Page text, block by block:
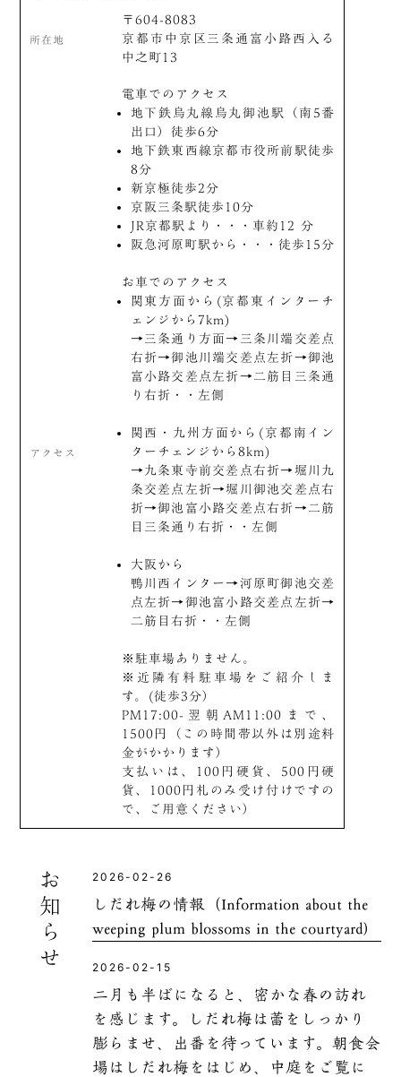
所在地
〒604-8083
京都市中京区三条通富小路西入る
中之町13
アクセス
電車でのアクセス
地下鉄烏丸線烏丸御池駅（南5番
出口）徒歩6分
地下鉄東西線京都市役所前駅徒歩
8分
新京極徒歩2分
京阪三条駅徒歩10分
JR京都駅より・・・車約12 分
阪急河原町駅から・・・徒歩15分
お車でのアクセス
関東方面から(京都東インターチ
ェンジから7km)
→三条通り方面→三条川端交差点
右折→御池川端交差点左折→御池
富小路交差点左折→二筋目三条通
り右折・・左側
関西・九州方面から(京都南イン
ターチェンジから8km)
→九条東寺前交差点右折→堀川九
条交差点左折→堀川御池交差点右
折→御池富小路交差点右折→二筋
目三条通り右折・・左側
大阪から
鴨川西インター→河原町御池交差
点左折→御池富小路交差点左折→
二筋目右折・・左側
※駐車場ありません。
※近隣有料駐車場をご紹介しま
す。(徒歩3分）
PM17:00-翌朝AM11:00まで、
1500円（この時間帯以外は別途料
金がかかります）
支払いは、100円硬貨、500円硬
貨、1000円札のみ受け付けですの
で、ご用意ください）
お知らせ 2026-02-26
しだれ梅の情報（Information about the
weeping plum blossoms in the courtyard)
2026-02-15
二月も半ばになると、密かな春の訪れ
を感じます。しだれ梅は蕾をしっかり
膨らませ、出番を待っています。朝食会
場はしだれ梅をはじめ、中庭をご覧に